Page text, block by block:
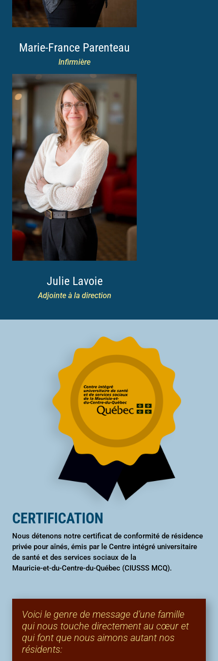
Marie-France Parenteau
Infirmière
Julie Lavoie
Adjointe à la direction
CERTIFICATION
Nous détenons notre certificat de conformité de résidence
privée pour aînés, émis par le Centre intégré universitaire
de santé et des services sociaux de la
Mauricie-et-du-Centre-du-Québec (CIUSSS MCQ).
Voici le genre de message d’une famille
qui nous touche directement au cœur et
qui font que nous aimons autant nos
résidents: